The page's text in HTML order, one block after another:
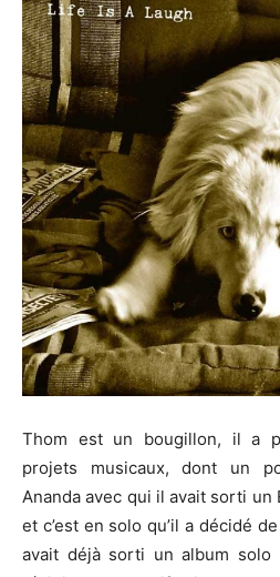
Thom est un bougillon, il a
projets musicaux, dont un
Ananda avec qui il avait sorti un
et c’est en solo qu’il a décidé
avait déjà sorti un album